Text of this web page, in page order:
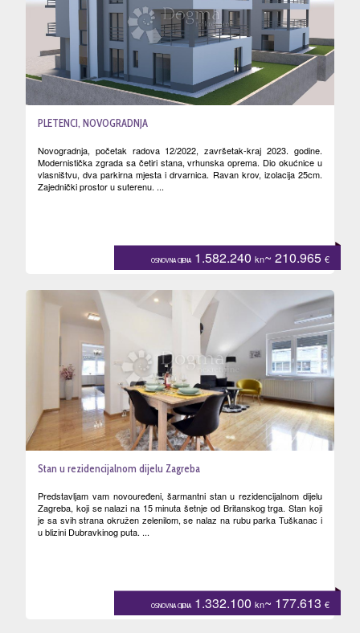
PLETENCI, NOVOGRADNJA
Novogradnja, početak radova 12/2022, završetak-kraj 2023. godine.
Modernistička zgrada sa četiri stana, vrhunska oprema. Dio okućnice u
vlasništvu, dva parkirna mjesta i drvarnica. Ravan krov, izolacija 25cm.
Zajednički prostor u suterenu. ...
OSNOVNA CIJENA 1.582.240 kn~ 210.965 €
Stan u rezidencijalnom dijelu Zagreba
Predstavljam vam novouređeni, šarmantni stan u rezidencijalnom dijelu
Zagreba, koji se nalazi na 15 minuta šetnje od Britanskog trga. Stan koji
je sa svih strana okružen zelenilom, se nalaz na rubu parka Tuškanac i
u blizini Dubravkinog puta. ...
OSNOVNA CIJENA 1.332.100 kn~ 177.613 €